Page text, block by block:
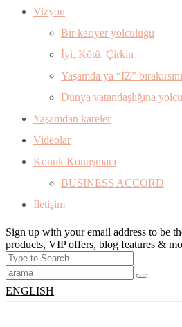
Vizyon
Bir kariyer yolculuğu
İyi, Kötü, Çirkin
Yaşamda ya “İZ”
Dünya vatandaşlığına
Yaşamdan kareler
Videolar
Konuk Konuşmacı
BUSINESS ACCORD
İletişim
Sign up with your email address to be
products, VIP offers, blog features &
ENGLISH